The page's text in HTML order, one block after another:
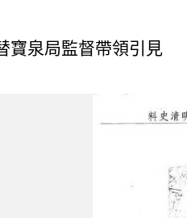
寶泉局監督帶領引見